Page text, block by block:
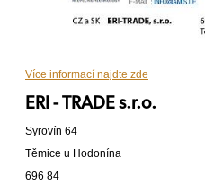
Více informací najdte zde
ERI - TRADE s.r.o.
Syrovín 64
Těmice u Hodonína
696 84